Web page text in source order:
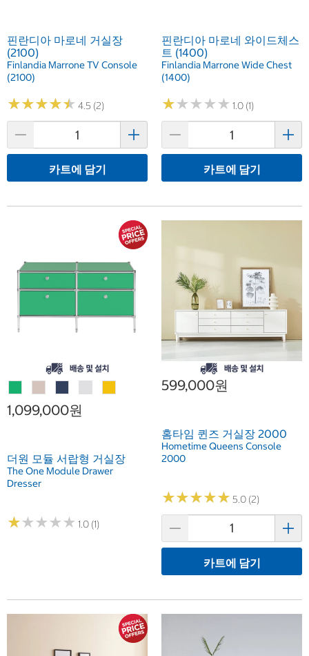
핀란디아 마로네 거실장
(2100)
Finlandia Marrone TV Console
(2100)
★★★★★
★★★★★ 4.5 (2)
카트에 담기
핀란디아 마로네 와이드체스
트 (1400)
Finlandia Marrone Wide Chest
(1400)
★★★★★
★★★★★ 1.0 (1)
카트에 담기
1,099,000원
더원 모듈 서랍형 거실장
The One Module Drawer
Dresser
★★★★★
★★★★★ 1.0 (1)
599,000원
홈타임 퀸즈 거실장 2000
Hometime Queens Console
2000
★★★★★
★★★★★ 5.0 (2)
카트에 담기